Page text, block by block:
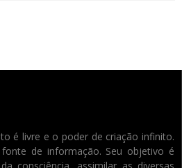
é livre e o poder de criação infinito.
de informação. Seu objetivo é